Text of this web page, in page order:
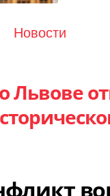
Новости
Львове